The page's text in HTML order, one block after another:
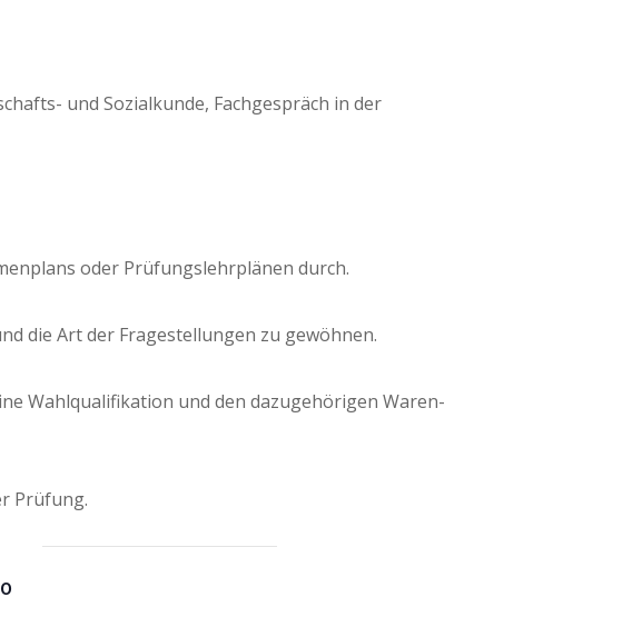
und Sozi­al­kun­de, Fach­ge­spräch in der
oder Prü­fungs­lehr­plä­nen durch.
die Art der Fra­ge­stel­lun­gen zu gewöhnen.
Wahl­qua­li­fi­ka­ti­on und den dazu­ge­hö­ri­gen Waren­
Prüfung.